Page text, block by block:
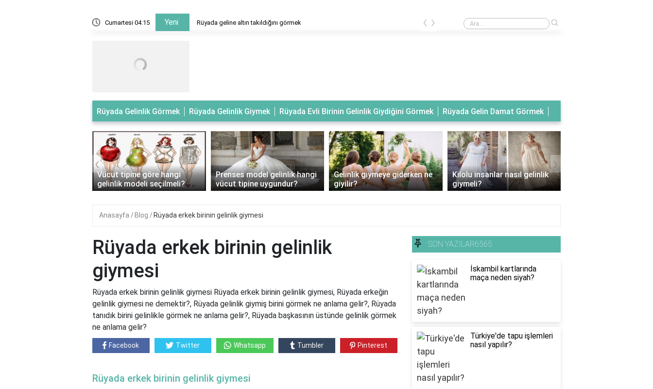
Cumartesi 04:15 Yeni
evlendiğini gelinlik giydiğini görmek Rüyada geline altın takıldığını görmek Rüyada tanıdık birinin gelinlik giydiğini görmek
‹ ›
Rüyada Gelinlik Görmek Rüyada Gelinlik Giymek Rüyada Evli Birinin Gelinlik Giydiğini Görmek Rüyada Gelin Damat Görmek
Vücut tipine göre hangi
gelinlik modeli seçilmeli?
Prenses model gelinlik hangi
vücut tipine uygundur?
Gelinlik giymeye giderken ne
giyilir?
Kilolu insanlar nasıl gelinlik
giymeli?
‹ ›
Anasayfa Blog Rüyada erkek birinin gelinlik giymesi
Rüyada erkek birinin gelinlik
giymesi
Rüyada erkek birinin gelinlik giymesi Rüyada erkek birinin gelinlik giymesi, Rüyada erkeğin
gelinlik giymesi ne demektir?, Rüyada gelinlik giymiş birini görmek ne anlama gelir?, Rüyada
tanıdık birini gelinlikle görmek ne anlama gelir?, Rüyada başkasının üstünde gelinlik görmek
ne anlama gelir?
Facebook Twitter Whatsapp Tumbler Pinterest
Rüyada erkek birinin gelinlik giymesi
SON YAZILAR6565
İskambil kartlarında
maça neden siyah?
Türkiye'de tapu işlemleri
nasıl yapılır?